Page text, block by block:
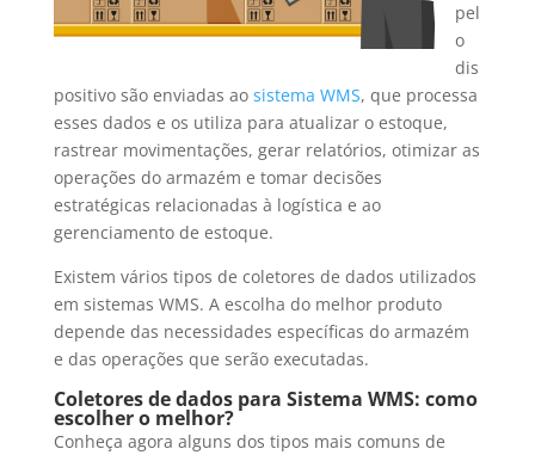
pel
o
dis
positivo são enviadas ao sistema WMS, que processa
esses dados e os utiliza para atualizar o estoque,
rastrear movimentações, gerar relatórios, otimizar as
operações do armazém e tomar decisões
estratégicas relacionadas à logística e ao
gerenciamento de estoque.
Existem vários tipos de coletores de dados utilizados
em sistemas WMS. A escolha do melhor produto
depende das necessidades específicas do armazém
e das operações que serão executadas.
Coletores de dados para Sistema WMS: como
escolher o melhor?
Conheça agora alguns dos tipos mais comuns de